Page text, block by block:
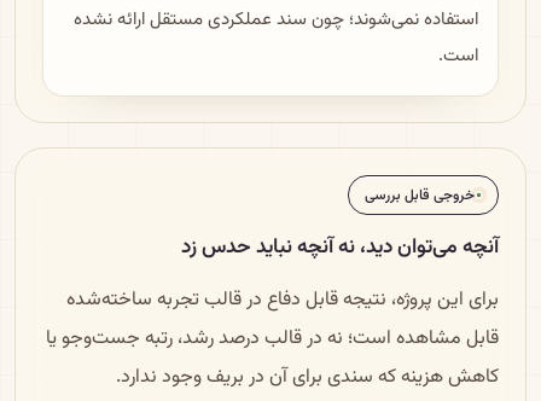
استفاده نمی‌شوند؛ چون سند عملکردی مستقل ارائه نشده
است.
خروجی قابل بررسی
آنچه می‌توان دید، نه آنچه نباید حدس زد
برای این پروژه، نتیجه قابل دفاع در قالب تجربه ساخته‌شده
قابل مشاهده است؛ نه در قالب درصد رشد، رتبه جست‌وجو یا
کاهش هزینه که سندی برای آن در بریف وجود ندارد.